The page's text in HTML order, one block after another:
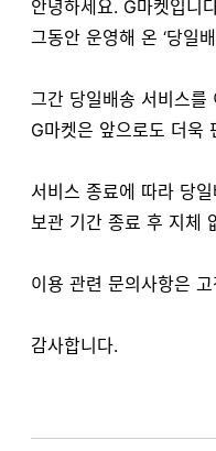
안녕하세요. G마켓입니
그동안 운영해 온 ‘당일
그간 당일배송 서비스를
G마켓은 앞으로도 더욱
서비스 종료에 따라 당
보관 기간 종료 후 지체
이용 관련 문의사항은
감사합니다.